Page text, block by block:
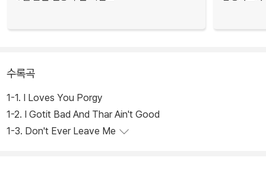
수록곡
1-1. I Loves You Porgy
1-2. I Gotit Bad And Thar Ain't Good
1-3. Don't Ever Leave Me